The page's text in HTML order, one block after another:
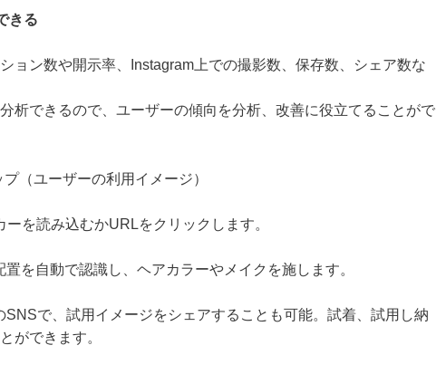
きる
ョン数や開示率、Instagram上での撮影数、保存数、シェア数な
析できるので、ユーザーの傾向を分析、改善に役立てることがで
（ユーザーの利用イメージ）
を読み込むかURLをクリックします。
を自動で認識し、ヘアカラーやメイクを施します。
で、試用イメージをシェアすることも可能。試着、試用し納
ができます。